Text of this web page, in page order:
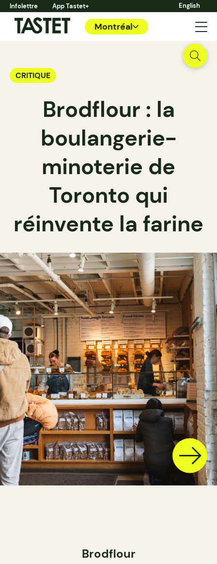
Infolettre App Tastet+ English
Montréal
CRITIQUE
Brodflour : la
boulangerie-
minoterie de
Toronto qui
réinvente la farine
Brodflour